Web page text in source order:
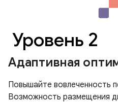
Уровень 2
Адаптивная
Повышайте вовлеченность
Возможность размещения